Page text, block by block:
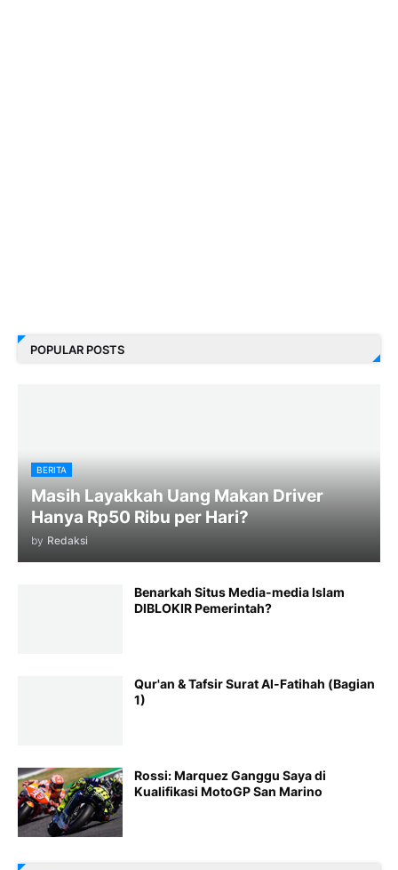
POPULAR POSTS
BERITA
Masih Layakkah Uang Makan Driver
Hanya Rp50 Ribu per Hari?
by Redaksi
Benarkah Situs Media-media Islam
DIBLOKIR Pemerintah?
Qur'an & Tafsir Surat Al-Fatihah (Bagian
1)
Rossi: Marquez Ganggu Saya di
Kualifikasi MotoGP San Marino